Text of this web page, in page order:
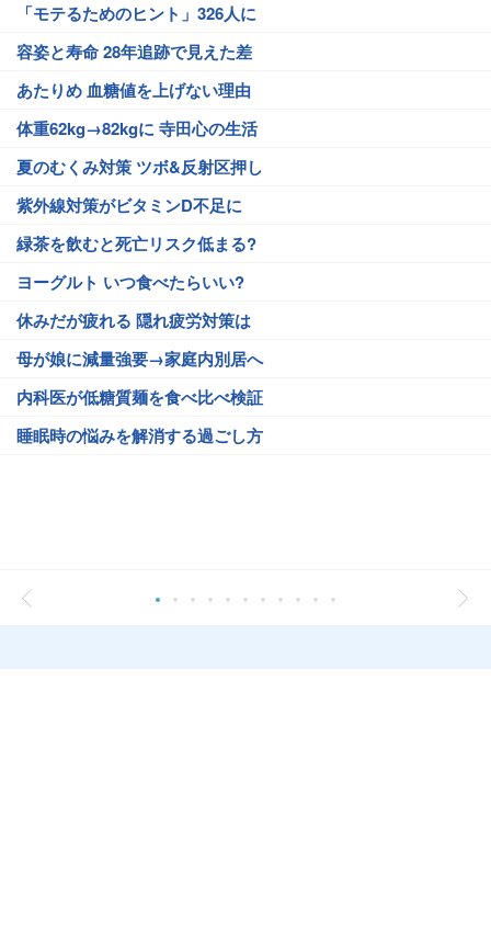
「モテるためのヒント」326人に
容姿と寿命 28年追跡で見えた差
あたりめ 血糖値を上げない理由
体重62kg→82kgに 寺田心の生活
夏のむくみ対策 ツボ&反射区押し
紫外線対策がビタミンD不足に
緑茶を飲むと死亡リスク低まる?
ヨーグルト いつ食べたらいい?
休みだが疲れる 隠れ疲労対策は
母が娘に減量強要→家庭内別居へ
内科医が低糖質麺を食べ比べ検証
睡眠時の悩みを解消する過ごし方